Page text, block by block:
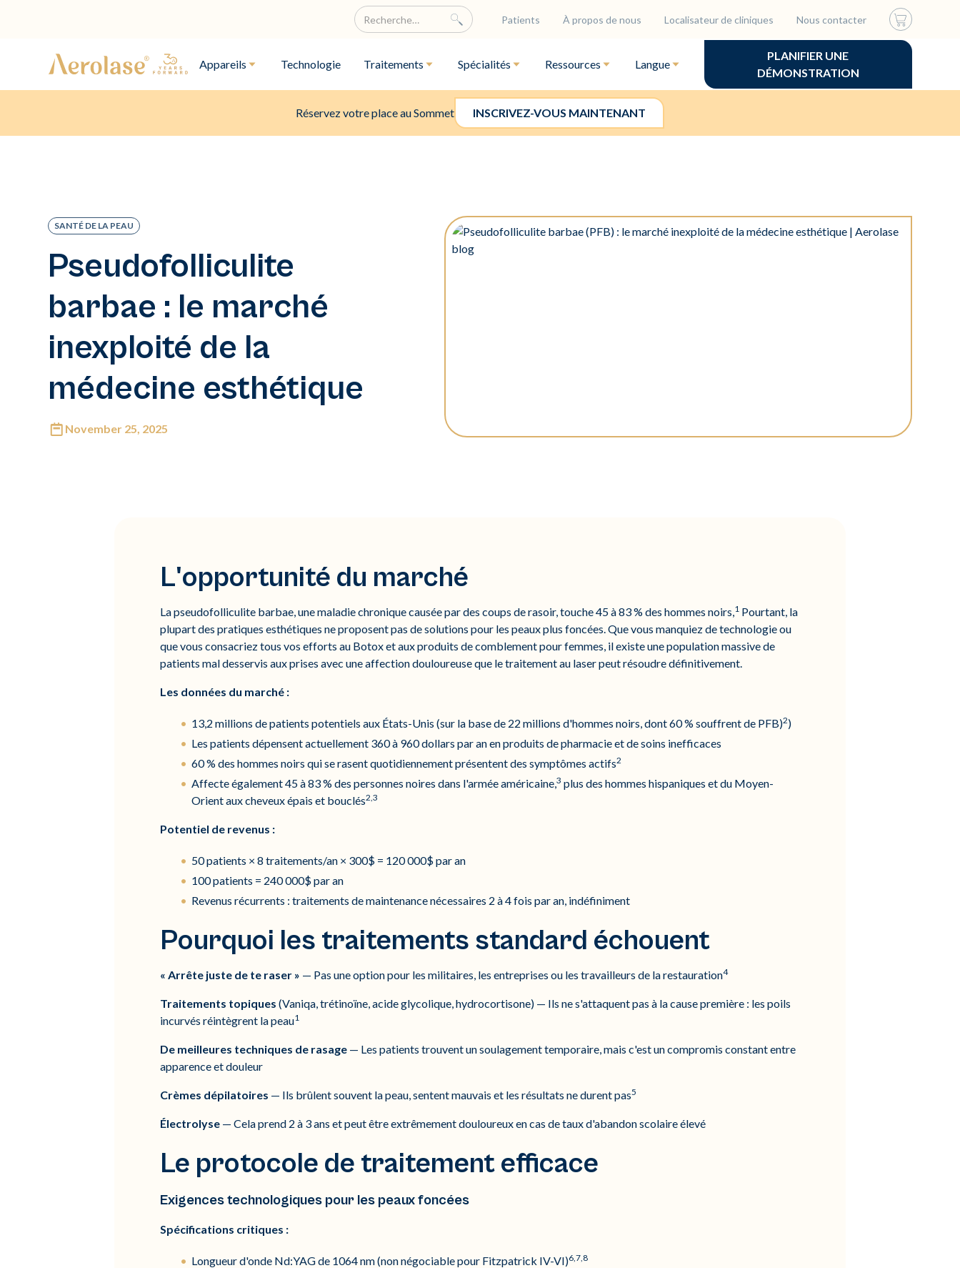
Patients À propos de nous Localisateur de cliniques Nous contacter
Appareils Technologie Traitements Spécialités Ressources Langue
PLANIFIER UNE
DÉMONSTRATION
Réservez votre place au Sommet INSCRIVEZ-VOUS MAINTENANT
SANTÉ DE LA PEAU
Pseudofolliculite
barbae : le marché
inexploité de la
médecine esthétique
November 25, 2025
L'opportunité du marché
La pseudofolliculite barbae, une maladie chronique causée par des coups de rasoir, touche 45 à 83 % des hommes noirs,1 Pourtant, la
plupart des pratiques esthétiques ne proposent pas de solutions pour les peaux plus foncées. Que vous manquiez de technologie ou
que vous consacriez tous vos efforts au Botox et aux produits de comblement pour femmes, il existe une population massive de
patients mal desservis aux prises avec une affection douloureuse que le traitement au laser peut résoudre définitivement.
Les données du marché :
13,2 millions de patients potentiels aux États-Unis (sur la base de 22 millions d'hommes noirs, dont 60 % souffrent de PFB)2)
Les patients dépensent actuellement 360 à 960 dollars par an en produits de pharmacie et de soins inefficaces
60 % des hommes noirs qui se rasent quotidiennement présentent des symptômes actifs2
Affecte également 45 à 83 % des personnes noires dans l'armée américaine,3 plus des hommes hispaniques et du Moyen-
Orient aux cheveux épais et bouclés2,3
Potentiel de revenus :
50 patients × 8 traitements/an × 300$ = 120 000$ par an
100 patients = 240 000$ par an
Revenus récurrents : traitements de maintenance nécessaires 2 à 4 fois par an, indéfiniment
Pourquoi les traitements standard échouent
« Arrête juste de te raser » — Pas une option pour les militaires, les entreprises ou les travailleurs de la restauration4
Traitements topiques (Vaniqa, trétinoïne, acide glycolique, hydrocortisone) — Ils ne s'attaquent pas à la cause première : les poils
incurvés réintègrent la peau1
De meilleures techniques de rasage — Les patients trouvent un soulagement temporaire, mais c'est un compromis constant entre
apparence et douleur
Crèmes dépilatoires — Ils brûlent souvent la peau, sentent mauvais et les résultats ne durent pas5
Électrolyse — Cela prend 2 à 3 ans et peut être extrêmement douloureux en cas de taux d'abandon scolaire élevé
Le protocole de traitement efficace
Exigences technologiques pour les peaux foncées
Spécifications critiques :
Longueur d'onde Nd:YAG de 1064 nm (non négociable pour Fitzpatrick IV-VI)6,7,8